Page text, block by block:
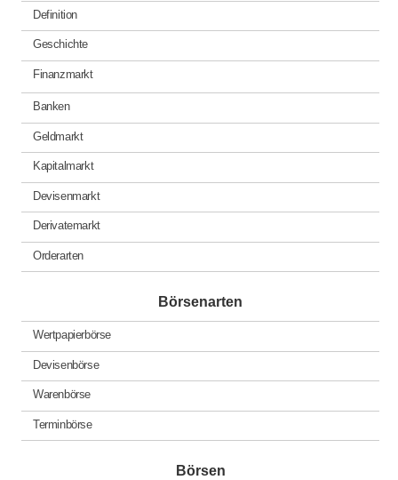
Definition
Geschichte
Finanzmarkt
Banken
Geldmarkt
Kapitalmarkt
Devisenmarkt
Derivatemarkt
Orderarten
Börsenarten
Wertpapierbörse
Devisenbörse
Warenbörse
Terminbörse
Börsen